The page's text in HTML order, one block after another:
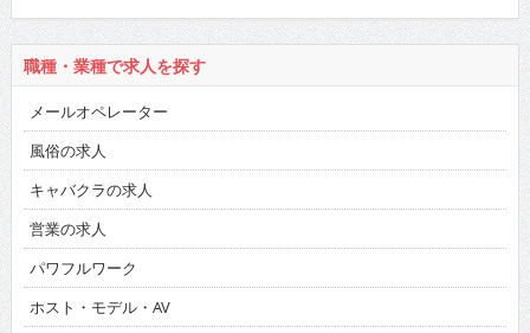
職種・業種で求人を探す
メールオペレーター
風俗の求人
キャバクラの求人
営業の求人
パワフルワーク
ホスト・モデル・AV